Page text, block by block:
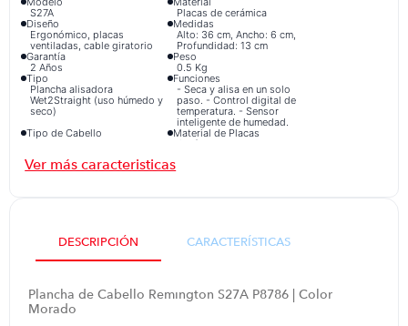
S27A
Placas de cerámica
Diseño
Ergonómico, placas
ventiladas, cable giratorio
Medidas
Alto: 36 cm, Ancho: 6 cm,
Profundidad: 13 cm
Garantía
2 Años
Peso
0.5 Kg
Tipo
Plancha alisadora
Wet2Straight (uso húmedo y
seco)
Funciones
- Seca y alisa en un solo
paso. - Control digital de
temperatura. - Sensor
inteligente de humedad.
Tipo de Cabello
Material de Placas
Cerámica avanzada con
DESCRIPCIÓN CARACTERÍSTICAS
Plancha de Cabello Remington S27A P8786 | Color
Morado